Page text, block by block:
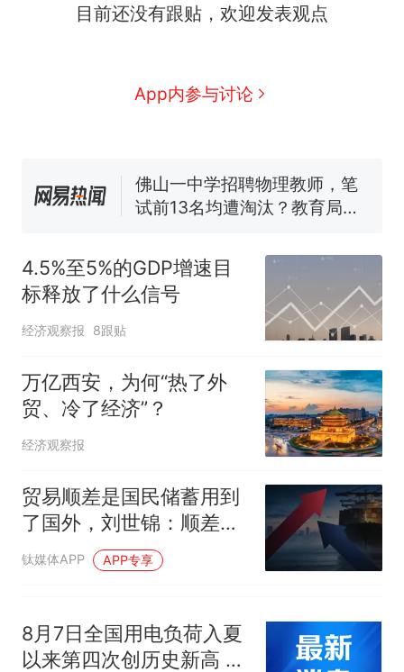
目前还没有跟贴，欢迎发表观点
App内参与讨论
交5060元才肯搬上楼！女子傻
协会回应
台风"白海豚"中心附近最大风
已叫停招聘，成立调查组全面
核查
笔试第一被第二名传话劝弃考
官方通报
因老师一句“跟我回家”改写了
人生
4.5%至5%的GDP增速目
标释放了什么信号
经济观察报 8跟贴
万亿西安，为何“热了外
贸、冷了经济”？
经济观察报
贸易顺差是国民储蓄用到
了国外，刘世锦：顺差越
高，内需越弱
钛媒体APP APP专享
8月7日全国用电负荷入夏
以来第四次创历史新高 达